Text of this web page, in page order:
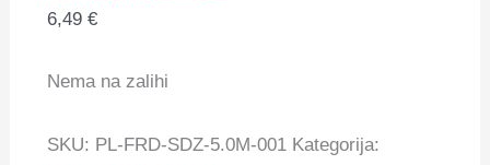
6,49€
Nema na zalihi
SKU: PL-FRD-SDZ-5.0M-001 Kategorija: